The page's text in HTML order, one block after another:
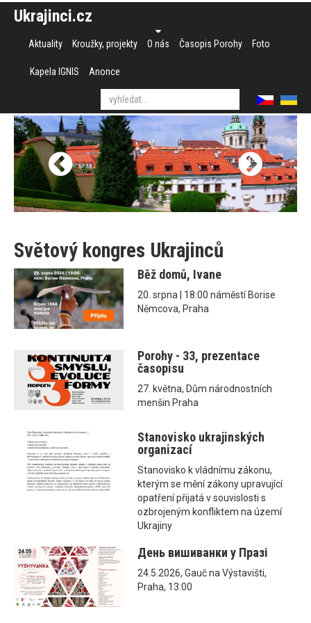
Ukrajinci.cz
Aktuality Kroužky, projekty O nás Časopis Porohy Foto
Kapela IGNIS Anonce
Světový kongres Ukrajinců
Běž domů, Ivane
20. srpna | 18:00 náměstí Borise
Němcova, Praha
Porohy - 33, prezentace
časopisu
27. května, Dům národnostních
menšin Praha
Stanovisko ukrajinských
organizací
Stanovisko k vládnímu zákonu,
kterým se mění zákony upravující
opatření přijatá v souvislosti s
ozbrojeným konfliktem na území
Ukrajiny
День вишиванки у Празі
24.5.2026, Gauč na Výstavišti,
Praha, 13:00